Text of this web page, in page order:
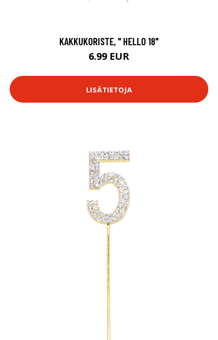
KAKKUKORISTE, " HELLO 18"
6.99 EUR
LISÄTIETOJA